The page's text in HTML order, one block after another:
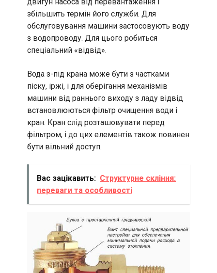
збільшить термін його служби. Для
обслуговування машини застосовують воду
з водопроводу. Для цього робиться
спеціальний «відвід».
Вода з-під крана може бути з частками
піску, іржі, і для оберігання механізмів
машини від раннього виходу з ладу відвід
встановлюються фільтр очищення води і
кран. Кран слід розташовувати перед
фільтром, і до цих елементів також повинен
бути вільний доступ.
Вас зацікавить: Структурне скління:
переваги та особливості